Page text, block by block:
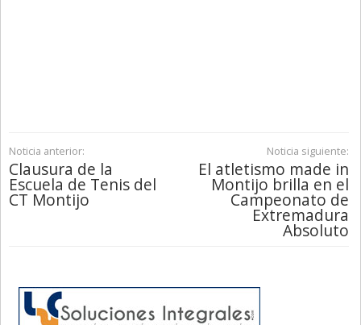
Noticia anterior:
Clausura de la
Escuela de Tenis del
CT Montijo
Noticia siguiente:
El atletismo made in
Montijo brilla en el
Campeonato de
Extremadura
Absoluto